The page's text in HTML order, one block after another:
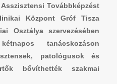
Továbbképzést
Központ Gróf Tisza
Osztálya szervezésében
tanácskozáson
patológusok és
bővíthették szakmai